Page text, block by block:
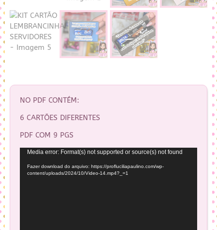
NO PDF CONTÉM:
6 CARTÕES DIFERENTES
PDF COM 9 PGS
Tocador
de
vídeo
Media error: Format(s) not supported or source(s) not found
Fazer download do arquivo: https://profluciliapaulino.com/wp-
content/uploads/2024/10/Video-14.mp4?_=1